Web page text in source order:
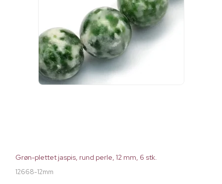
Grøn-plettet jaspis, rund perle, 12 mm, 6 stk.
12668-12mm